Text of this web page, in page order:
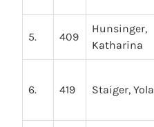
5. 409
Hunsinger,
Katharina
6. 419 Staiger, Yola